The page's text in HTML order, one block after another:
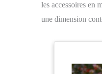
les accessoires en
une dimension